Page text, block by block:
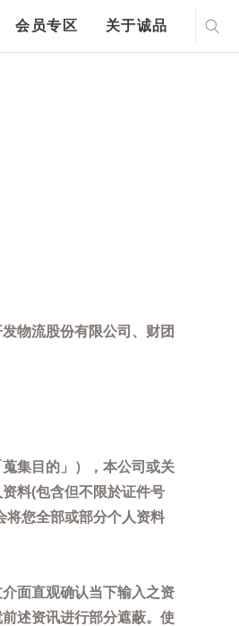
会员专区 关于诚品
物流股份有限公司、财团
集目的」），本公司或关
料(包含但不限於证件号
将您全部或部分个人资料
面直观确认当下输入之资
述资讯进行部分遮蔽。使